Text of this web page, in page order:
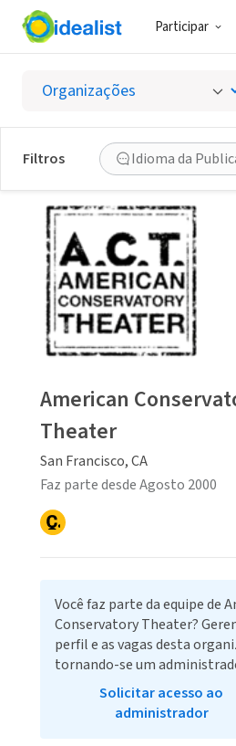
Participar
Filtros Idioma da
American
Theater
San Francisco, CA
Faz parte desde Agosto 2000
Você faz parte da equipe de
Conservatory Theater?
perfil e as vagas desta
tornando-se um
Solicitar acesso ao
administrador